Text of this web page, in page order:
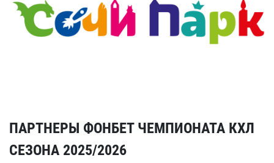
ПАРТНЕРЫ ФОНБЕТ ЧЕМПИОНАТА КХЛ
СЕЗОНА 2025/2026